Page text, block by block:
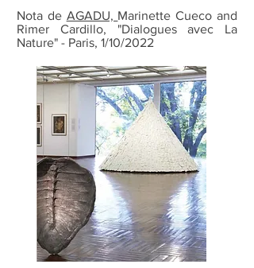
Nota de AGADU, Marinette Cueco and
Rimer Cardillo, "Dialogues avec La
Nature" - Paris, 1/10/2022